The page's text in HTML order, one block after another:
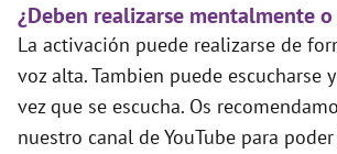
¿Deben realizarse mentalmente
La activación puede realizarse de
voz alta. Tambien puede escucharse
vez que se escucha. Os
nuestro canal de YouTube para